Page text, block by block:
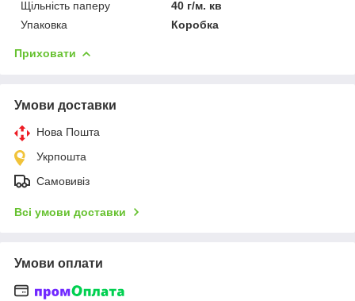
Щільність паперу
40 г/м. кв
Упаковка
Коробка
Приховати
Умови доставки
Нова Пошта
Укрпошта
Самовивіз
Всі умови доставки
Умови оплати